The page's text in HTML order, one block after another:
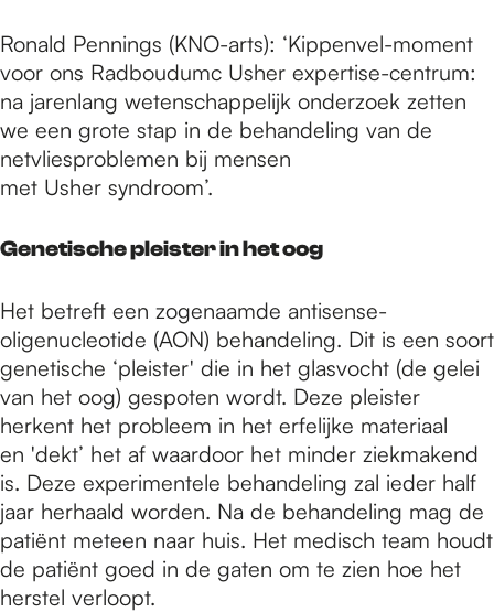
Ronald Pennings (KNO-arts): ‘Kippenvel-moment
voor ons Radboudumc Usher expertise-centrum:
na jarenlang wetenschappelijk onderzoek zetten
we een grote stap in de behandeling van de
netvliesproblemen bij mensen
met Usher syndroom’.
Genetische pleister in het oog
Het betreft een zogenaamde antisense-
oligenucleotide (AON) behandeling. Dit is een soort
genetische ‘pleister' die in het glasvocht (de gelei
van het oog) gespoten wordt. Deze pleister
herkent het probleem in het erfelijke materiaal
en 'dekt’ het af waardoor het minder ziekmakend
is. Deze experimentele behandeling zal ieder half
jaar herhaald worden. Na de behandeling mag de
patiënt meteen naar huis. Het medisch team houdt
de patiënt goed in de gaten om te zien hoe het
herstel verloopt.